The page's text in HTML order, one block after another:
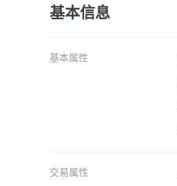
基本信息
基本属性
交易属性